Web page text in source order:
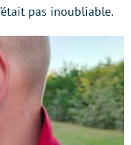
pas inoubliable.